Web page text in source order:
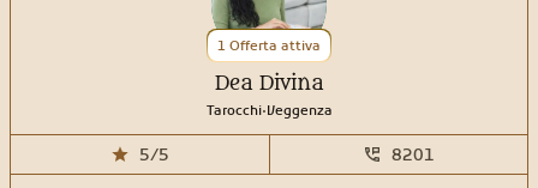
1 Offerta attiva
Dea Divina
Tarocchi.Veggenza
5/5 8201